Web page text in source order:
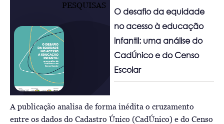
PESQUISAS
O desafio da equidade
no acesso à educação
infantil: uma análise do
CadÚnico e do Censo
Escolar
A publicação analisa de forma inédita o cruzamento
entre os dados do Cadastro Único (CadÚnico) e do Censo